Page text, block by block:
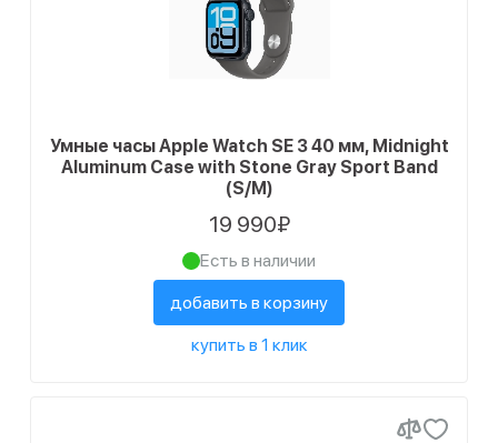
Умные часы Apple Watch SE 3 40 мм, Midnight
Aluminum Case with Stone Gray Sport Band
(S/M)
19 990₽
Есть в наличии
добавить в корзину
купить в 1 клик